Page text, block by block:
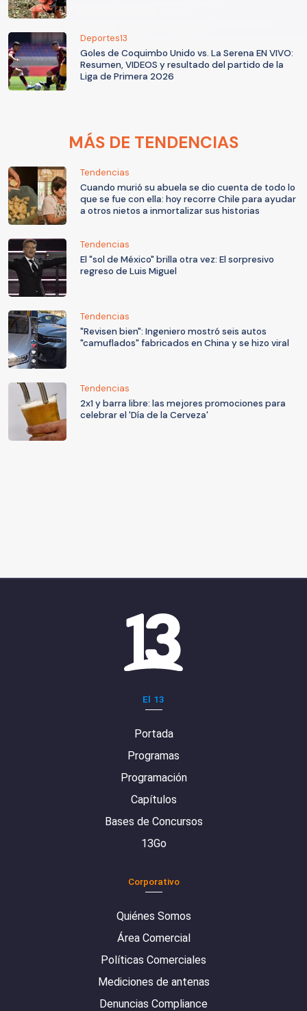
Deportes13
Goles de Coquimbo Unido vs. La Serena EN VIVO:
Resumen, VIDEOS y resultado del partido de la
Liga de Primera 2026
MÁS DE TENDENCIAS
Tendencias
Cuando murió su abuela se dio cuenta de todo lo
que se fue con ella: hoy recorre Chile para ayudar
a otros nietos a inmortalizar sus historias
Tendencias
El "sol de México" brilla otra vez: El sorpresivo
regreso de Luis Miguel
Tendencias
"Revisen bien": Ingeniero mostró seis autos
"camuflados" fabricados en China y se hizo viral
Tendencias
2x1 y barra libre: las mejores promociones para
celebrar el 'Día de la Cerveza'
El 13
Portada
Programas
Programación
Capítulos
Bases de Concursos
13Go
Corporativo
Quiénes Somos
Área Comercial
Políticas Comerciales
Mediciones de antenas
Denuncias Compliance